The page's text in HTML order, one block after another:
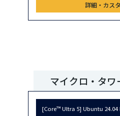
詳細・カス
マイクロ・タ
[Core™ Ultra 5] Ubuntu 24.04